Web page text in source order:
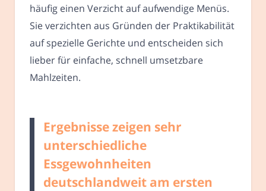
häufig einen Verzicht auf aufwendige Menüs.
Sie verzichten aus Gründen der Praktikabilität
auf spezielle Gerichte und entscheiden sich
lieber für einfache, schnell umsetzbare
Mahlzeiten.
Ergebnisse zeigen sehr
unterschiedliche
Essgewohnheiten
deutschlandweit am ersten